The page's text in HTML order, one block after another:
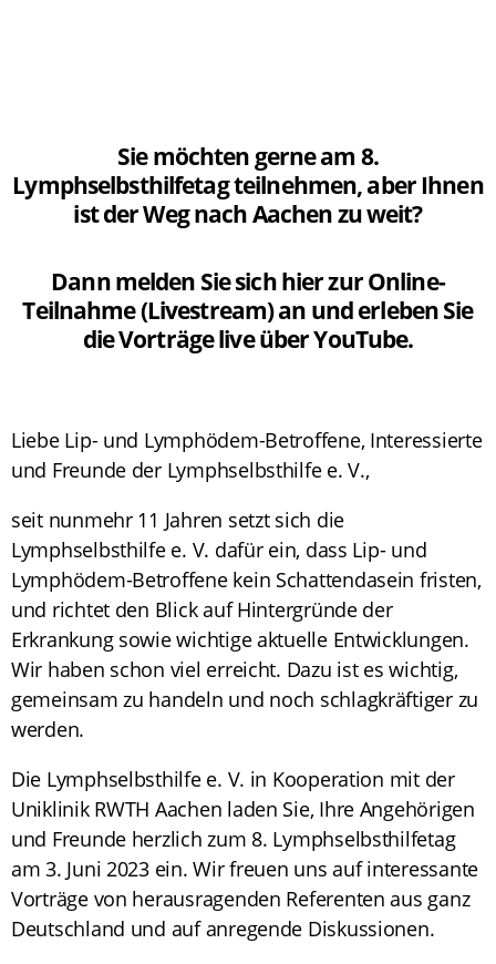
Sie möchten gerne am 8.
Lymphselbsthilfetag teilnehmen, aber Ihnen
ist der Weg nach Aachen zu weit?
Dann melden Sie sich hier zur Online-
Teilnahme (Livestream) an und erleben Sie
die Vorträge live über YouTube.
Liebe Lip- und Lymphödem-Betroffene, Interessierte
und Freunde der Lymphselbsthilfe e. V.,
seit nunmehr 11 Jahren setzt sich die
Lymphselbsthilfe e. V. dafür ein, dass Lip- und
Lymphödem-Betroffene kein Schattendasein fristen,
und richtet den Blick auf Hintergründe der
Erkrankung sowie wichtige aktuelle Entwicklungen.
Wir haben schon viel erreicht. Dazu ist es wichtig,
gemeinsam zu handeln und noch schlagkräftiger zu
werden.
Die Lymphselbsthilfe e. V. in Kooperation mit der
Uniklinik RWTH Aachen laden Sie, Ihre Angehörigen
und Freunde herzlich zum 8. Lymphselbsthilfetag
am 3. Juni 2023 ein. Wir freuen uns auf interessante
Vorträge von herausragenden Referenten aus ganz
Deutschland und auf anregende Diskussionen.